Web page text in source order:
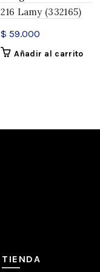
216 Lamy (332165)
$ 59.000
Añadir al carrito
TIENDA